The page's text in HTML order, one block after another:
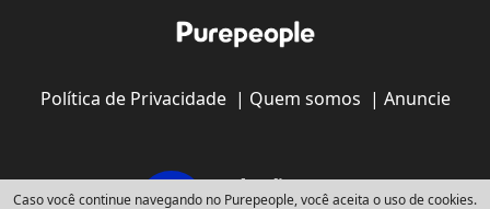
Política de Privacidade| Quem somos | Anuncie
Caso você continue navegando no Purepeople, você aceita o uso de cookies.